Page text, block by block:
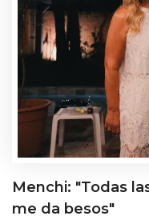
Menchi: "Todas
me da besos"